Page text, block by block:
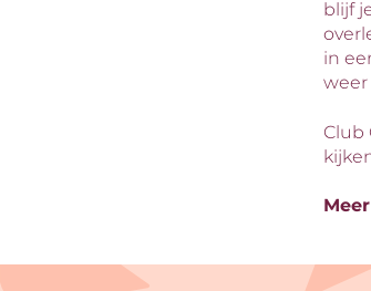
blijf
in
weer
Club